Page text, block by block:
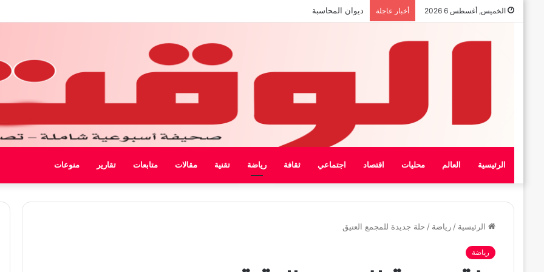
الخميس, أغسطس 6 2026 أخبار عاجلة بيان الإتحاد الوطنى العام لعمال ليبيا
الرئيسية العالم محليات اقتصاد اجتماعي ثقافة رياضة تقنية مقالات متابعات تقارير منوعات
الرئيسية / رياضة / حلة جديدة للمجمع العتيق
رياضة